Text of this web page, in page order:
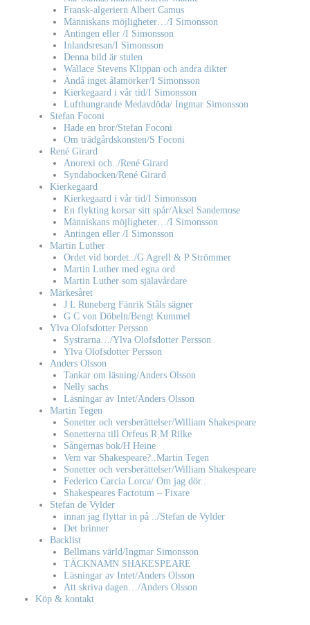
Fransk-algeriern Albert Camus
Människans möjligheter…/I Simonsson
Antingen eller /I Simonsson
Inlandsresan/I Simonsson
Denna bild är stulen
Wallace Stevens Klippan och andra dikter
Ändå inget ålamörker/I Simonsson
Kierkegaard i vår tid/I Simonsson
Lufthungrande Medavdöda/ Ingmar Simonsson
Stefan Foconi
Hade en bror/Stefan Foconi
Om trädgårdskonsten/S Foconi
René Girard
Anorexi och../René Girard
Syndabocken/René Girard
Kierkegaard
Kierkegaard i vår tid/I Simonsson
En flykting korsar sitt spår/Aksel Sandemose
Människans möjligheter…/I Simonsson
Antingen eller /I Simonsson
Martin Luther
Ordet vid bordet../G Agrell & P Strömmer
Martin Luther med egna ord
Martin Luther som själavårdare
Märkesåret
J L Runeberg Fänrik Ståls sägner
G C von Döbeln/Bengt Kummel
Ylva Olofsdotter Persson
Systrarna…/Ylva Olofsdotter Persson
Ylva Olofsdotter Persson
Anders Olsson
Tankar om läsning/Anders Olsson
Nelly sachs
Läsningar av Intet/Anders Olsson
Martin Tegen
Sonetter och versberättelser/William Shakespeare
Sonetterna till Orfeus R M Rilke
Sångernas bok/H Heine
Vem var Shakespeare?..Martin Tegen
Sonetter och versberättelser/William Shakespeare
Federico Carcia Lorca/ Om jag dör..
Shakespeares Factotum – Fixare
Stefan de Vylder
innan jag flyttar in på ../Stefan de Vylder
Det brinner
Backlist
Bellmans värld/Ingmar Simonsson
TÄCKNAMN SHAKESPEARE
Läsningar av Intet/Anders Olsson
Att skriva dagen…/Anders Olsson
Köp & kontakt